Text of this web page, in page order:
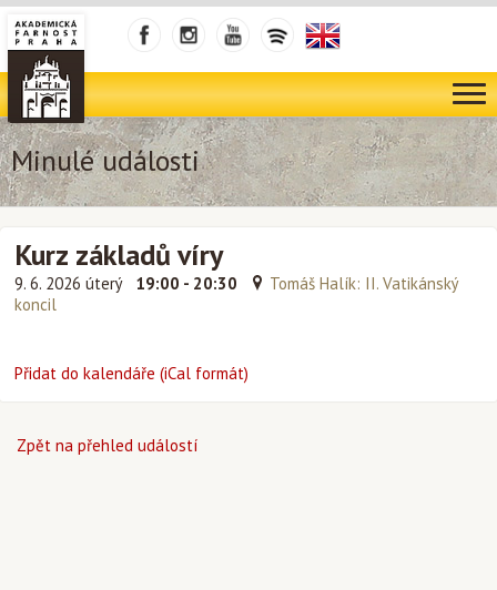
Minulé události
Kurz základů víry
9. 6. 2026 úterý 19:00 - 20:30
Tomáš Halík: II. Vatikánský
koncil
Přidat do kalendáře (iCal formát)
Zpět na přehled událostí